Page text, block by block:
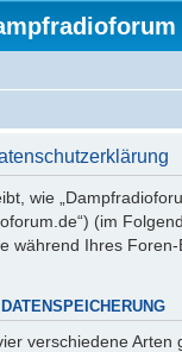
wie
(im
während Ihres
verschiedene Arten